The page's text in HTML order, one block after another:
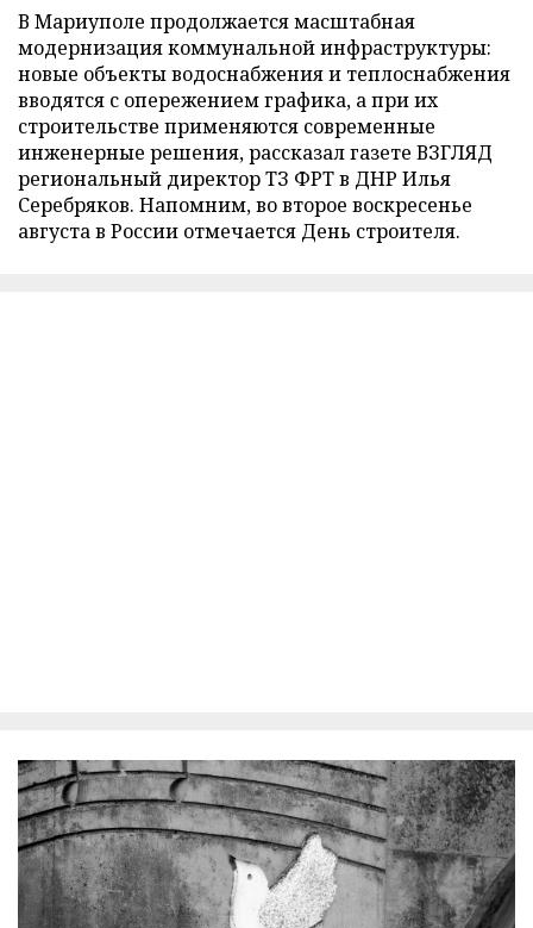
В Мариуполе продолжается масштабная
модернизация коммунальной инфраструктуры:
новые объекты водоснабжения и теплоснабжения
вводятся с опережением графика, а при их
строительстве применяются современные
инженерные решения, рассказал газете ВЗГЛЯД
региональный директор ТЗ ФРТ в ДНР Илья
Серебряков. Напомним, во второе воскресенье
августа в России отмечается День строителя.